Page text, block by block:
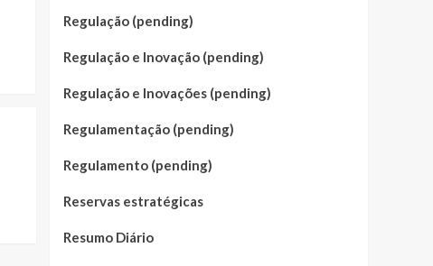
Regulação (pending)
Regulação e Inovação (pending)
Regulação e Inovações (pending)
Regulamentação (pending)
Regulamento (pending)
Reservas estratégicas
Resumo Diário